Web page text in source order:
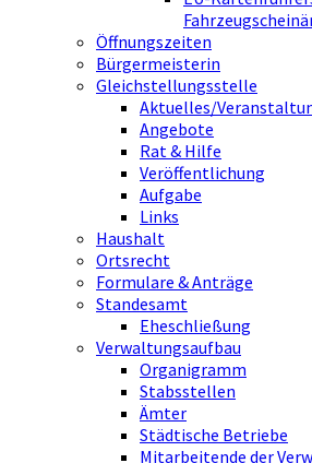
Öffnungszeiten
Bürgermeisterin
Gleichstellungsstelle
Aktuelles/
Angebote
Rat & Hilfe
Veröffentlichung
Aufgabe
Links
Haushalt
Ortsrecht
Formulare & Anträge
Standesamt
Eheschließung
Verwaltungsaufbau
Organigramm
Stabsstellen
Ämter
Städtische Betriebe
Mitarbeitende der